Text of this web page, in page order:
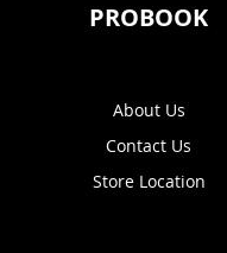
PROBOOK
About Us
Contact Us
Store Location